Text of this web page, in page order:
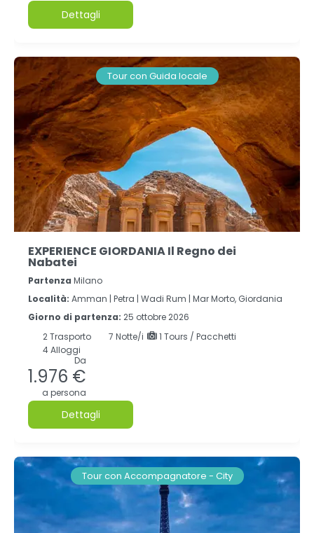
Dettagli
Tour con Guida locale
EXPERIENCE GIORDANIA Il Regno dei
Nabatei
Partenza Milano
Località: Amman | Petra | Wadi Rum | Mar Morto, Giordania
Giorno di partenza: 25 ottobre 2026
2Trasporto 7 Notte/i
1 Tours / Pacchetti
4 Alloggi
Da
1.976 €
a persona
Dettagli
Tour con Accompagnatore - City